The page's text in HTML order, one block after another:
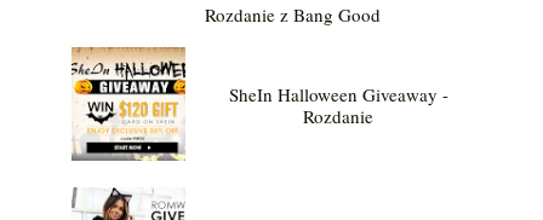
Rozdanie z Bang Good
SheIn Halloween Giveaway -
Rozdanie